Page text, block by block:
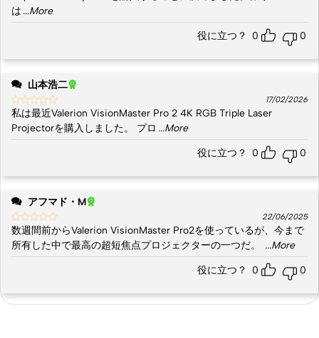
は ...More
役に立つ？ 0 0
山本浩二
17/02/2026
私は最近Valerion VisionMaster Pro 2 4K RGB Triple Laser
Projectorを購入しました。 プロ ...More
役に立つ？ 0 0
アフマド・M
22/06/2025
数週間前からValerion VisionMaster Pro2を使っているが、今まで
所有した中で最高の超短焦点プロジェクターの一つだ。
...More
役に立つ？ 0 0